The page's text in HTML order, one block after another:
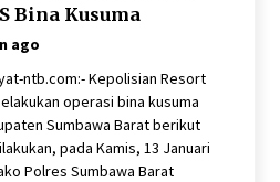
Bina Kusuma
ago
ntb.com:- Kepolisian Resort
operasi bina kusuma
Sumbawa Barat berikut
pada Kamis, 13 Januari
Polres Sumbawa Barat